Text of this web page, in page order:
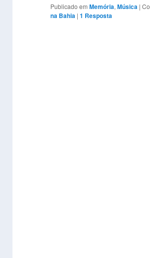
Publicado em Memória,Música |
na Bahia | 1 Resposta